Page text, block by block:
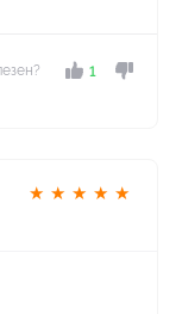
1
★ ★ ★ ★ ★